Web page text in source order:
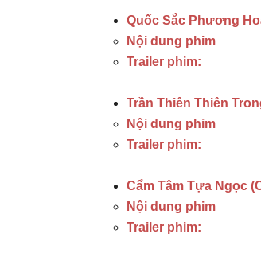
Quốc Sắc Phương
Nội dung phim
Trailer phim:
Trần Thiên Thiên
Nội dung phim
Trailer phim:
Cẩm Tâm Tựa Ngọc
Nội dung phim
Trailer phim: